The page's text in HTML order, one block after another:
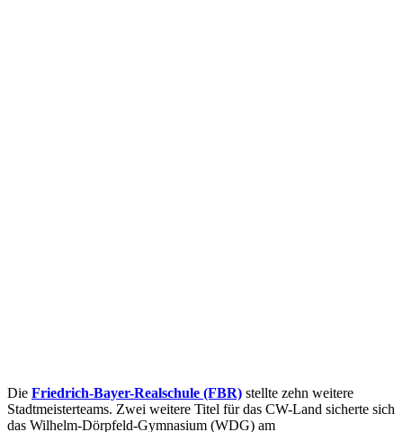
Die Friedrich-Bayer-Realschule (FBR) stellte zehn weitere
Stadtmeisterteams. Zwei weitere Titel für das CW-Land sicherte sich
das Wilhelm-Dörpfeld-Gymnasium (WDG) am